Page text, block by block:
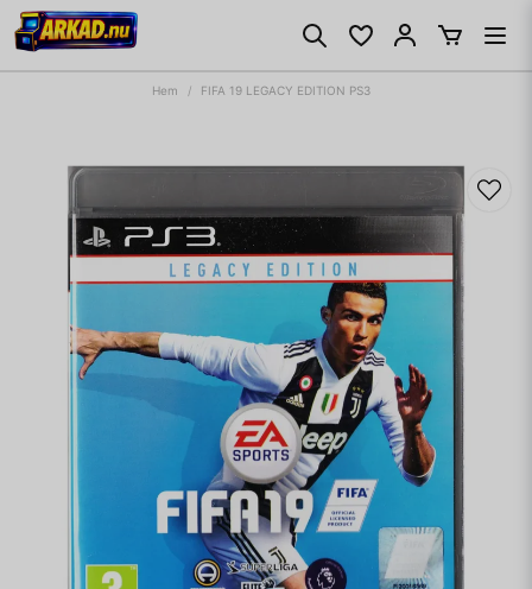
Hem FIFA 19 LEGACY EDITION PS3